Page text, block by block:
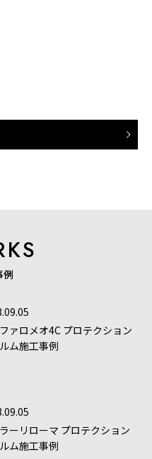
例
ァロメオ4C プロテクション
ム施工事例
ーリローマ プロテクション
ム施工事例